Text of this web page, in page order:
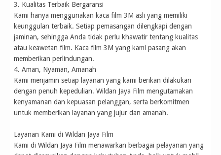
3. Kualitas Terbaik Bergaransi
Kami hanya menggunakan kaca film 3M asli yang memiliki
keunggulan terbaik. Setiap pemasangan dilengkapi dengan
jaminan, sehingga Anda tidak perlu khawatir tentang kualitas
atau keawetan film. Kaca film 3M yang kami pasang akan
memberikan perlindungan.
4. Aman, Nyaman, Amanah
Kami menjamin setiap layanan yang kami berikan dilakukan
dengan penuh kepedulian. Wildan Jaya Film mengutamakan
kenyamanan dan kepuasan pelanggan, serta berkomitmen
untuk memberikan layanan yang jujur dan amanah.
Layanan Kami di Wildan Jaya Film
Kami di Wildan Jaya Film menawarkan berbagai pelayanan yang